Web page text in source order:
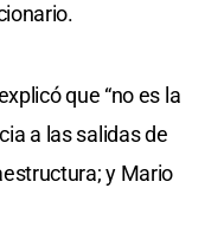
que “no es la
a las salidas de
y Mario